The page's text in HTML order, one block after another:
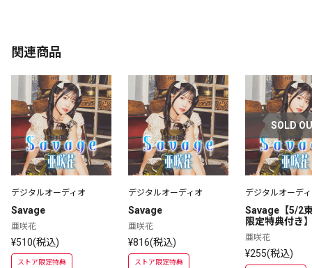
関連商品
デジタルオーディオ
Savage
亜咲花
¥510(税込)
ストア限定特典
デジタルオーディオ
Savage
亜咲花
¥816(税込)
ストア限定特典
SOLD
デジタルオーデ
Savage【5/2
限定特典付き
亜咲花
¥255(税込)